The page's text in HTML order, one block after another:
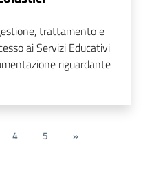
trattamento e
ai Servizi Educativi
riguardante
4 5 »